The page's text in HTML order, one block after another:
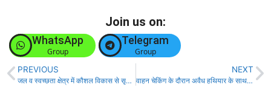
Join us on:
WhatsApp
Group
Telegram
Group
PREVIOUS
जल व स्वच्छता क्षेत्र में कौशल विकास से सृजित हो रहे रोजगार नए अवसर : दीपक आनंद!
NEXT
वाहन चेकिंग के दौरान अवैध हथियार के साथ एक युवक गिरफ्तार!